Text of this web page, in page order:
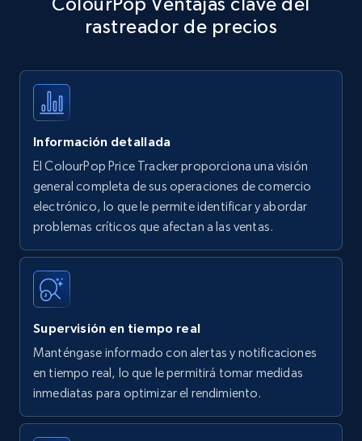
Title, Seller name, Brand, Description, Initial
35.3K+
Amazon products - find products by using
upc numbers
Title, Seller name, Brand, Description, Initial
price, Currency, Availability, Reviews count, and
35.3K+
Amazon Reviews
URL, Product name, Product rating, Product
rastreador de precios
Información detallada
El ColourPop Price Tracker proporciona una visión
general completa de sus operaciones de comercio
electrónico, lo que le permite identificar y abordar
problemas críticos que afectan a las ventas.
Supervisión en tiempo real
Manténgase informado con alertas y notificaciones
en tiempo real, lo que le permitirá tomar medidas
inmediatas para optimizar el rendimiento.